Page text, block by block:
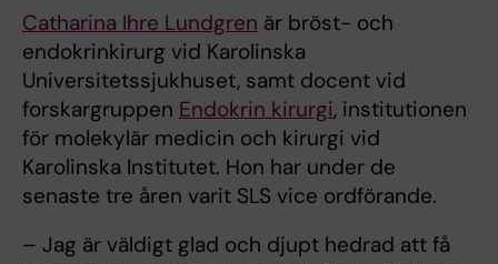
Catharina Ihre Lundgren är bröst- och
endokrinkirurg vid Karolinska
Universitetssjukhuset, samt docent vid
forskargruppen Endokrin kirurgi, institutionen
för molekylär medicin och kirurgi vid
Karolinska Institutet. Hon har under de
senaste tre åren varit SLS vice ordförande.
– Jag är väldigt glad och djupt hedrad att få